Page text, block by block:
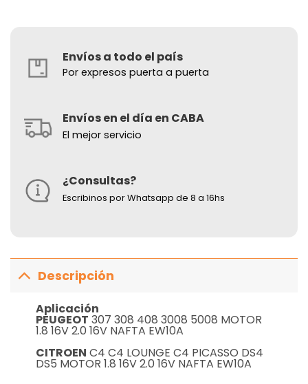
Envíos a todo el país
Por expresos puerta a puerta
Envíos en el día en CABA
El mejor servicio
¿Consultas?
Escribinos por Whatsapp de 8 a 16hs
Descripción
Aplicación
PEUGEOT 307 308 408 3008 5008 MOTOR
1.8 16V 2.0 16V NAFTA EW10A
CITROEN C4 C4 LOUNGE C4 PICASSO DS4
DS5 MOTOR 1.8 16V 2.0 16V NAFTA EW10A